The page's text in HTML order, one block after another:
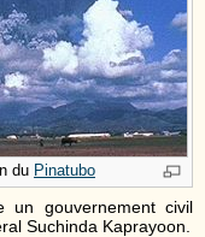
du Pinatubo
gouvernement civil
Suchinda Kaprayoon.